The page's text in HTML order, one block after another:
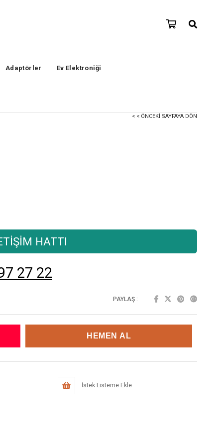
Adaptörler Ev Elektroniği
< < ÖNCEKI SAYFAYA DÖN
HATTI
27 22
PAYLAŞ :
İstek Listeme Ekle